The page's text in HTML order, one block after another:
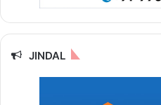
JINDAL